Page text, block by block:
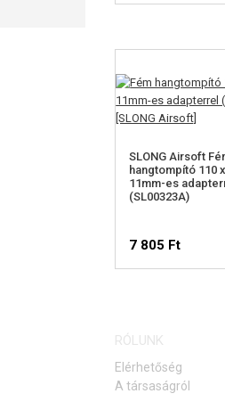
SLONG Airsoft
hangtompító 110
11mm-es
(SL00323A)
7 805 Ft
RÓLUNK
Elérhetőség
A társaságról